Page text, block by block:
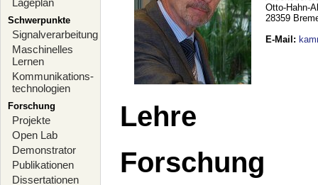
Lageplan
Schwerpunkte
Signalverarbeitung
Maschinelles
Lernen
Kommunikations-
technologien
Forschung
Projekte
Open Lab
Demonstrator
Publikationen
Dissertationen
Otto-Hahn-
28359
E-Mail :
Lehre
Forschung